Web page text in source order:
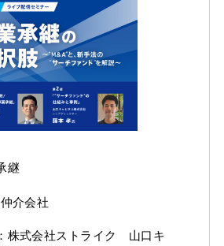
介会社
継
株式会社ストライク 山口キ